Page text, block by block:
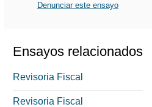
Denunciar este ensayo
Ensayos relacionados
Revisoria Fiscal
Revisoria Fiscal